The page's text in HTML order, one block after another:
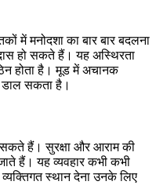
में मनोदशा का बार बार बदलना
हो सकते हैं। यह अस्थिरता
होता है। मूड में अचानक
डाल सकता है।
सकते हैं। सुरक्षा और आराम की
हैं। यह व्यवहार कभी कभी
स्थान देना उनके लिए